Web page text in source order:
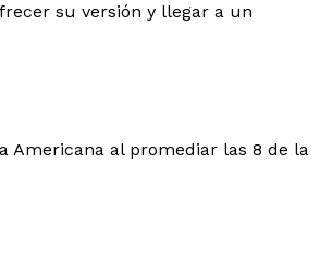
su versión y llegar a un
Americana al promediar las 8 de la